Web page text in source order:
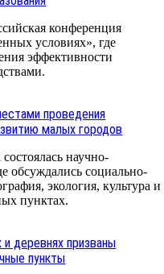
конференция
условиях», где
эффективности
проведения
малых городов
научно-
обсуждались социально-
экология, культура и
пунктах.
деревнях призваны
пункты